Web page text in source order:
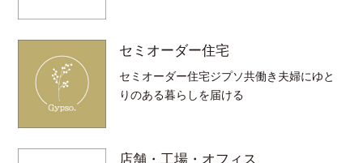
セミオーダー住宅
セミオーダー住宅ジプソ共働き夫婦にゆと
りのある暮らしを届ける
店舗・工場・オフィス